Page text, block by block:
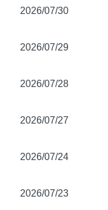
2026/07/30
2026/07/29
2026/07/28
2026/07/27
2026/07/24
2026/07/23